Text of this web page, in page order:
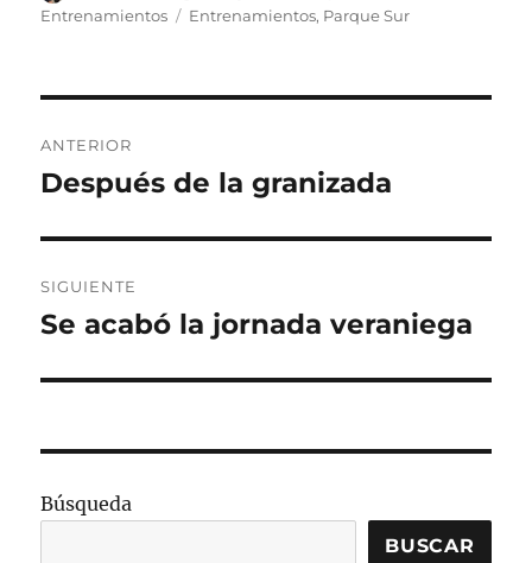
el
Entrenamientos
Etiquetas
Entrenamientos, Parque Sur
de
ANTERIOR
Entrada
Después de la granizada
SIGUIENTE
Entrada
Se acabó la jornada veraniega
Búsqueda
BUSCAR